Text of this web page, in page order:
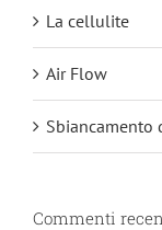
La cellulite
Air Flow
Sbiancamento
Commenti